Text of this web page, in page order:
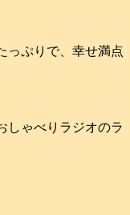
っぷりで、幸せ満点
しゃべりラジオのラ